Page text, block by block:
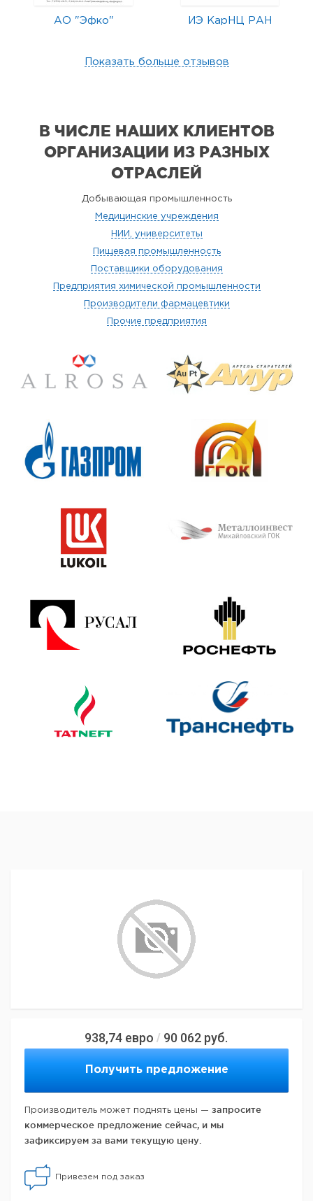
АО "Эфко" ИЭ КарНЦ РАН
Показать больше отзывов
В ЧИСЛЕ НАШИХ КЛИЕНТОВ
ОРГАНИЗАЦИИ ИЗ РАЗНЫХ
ОТРАСЛЕЙ
Добывающая промышленность
Медицинские учреждения
НИИ, университеты
Пищевая промышленность
Поставщики оборудования
Предприятия химической промышленности
Производители фармацевтики
Прочие предприятия
938,74 евро / 90 062 руб.
Получить предложение
Производитель может поднять цены — запросите
коммерческое предложение сейчас, и мы
зафиксируем за вами текущую цену.
Привезем под заказ